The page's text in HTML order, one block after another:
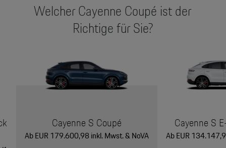
Welcher Cayenne Coupé ist der
Richtige für Sie?
Cayenne S Coupé
Ab EUR 179.600,98 inkl. Mwst. & NoVA
Cayenne S
Ab EUR